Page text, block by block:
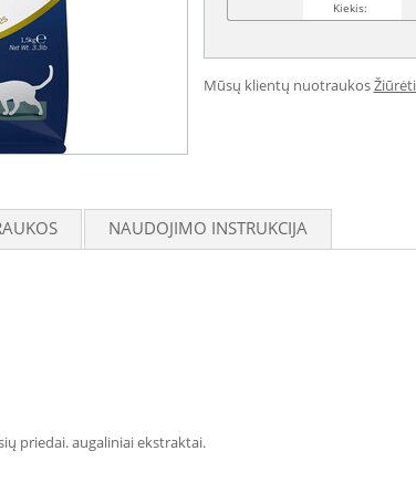
Kiekis:
Mūsų klientų nuotraukos
NAUDOJIMO INSTRUKCIJA
priedai. augaliniai ekstraktai.